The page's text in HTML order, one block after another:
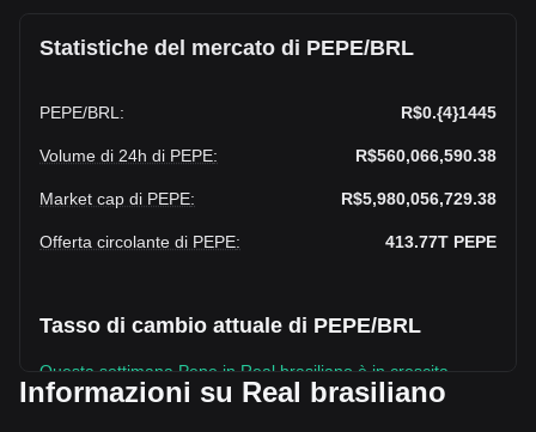
Statistiche del mercato di PEPE/BRL
PEPE/BRL : R$0.{4}1445
Volume di 24h di PEPE: R$560,066,590.38
Market cap di PEPE: R$5,980,056,729.38
Offerta circolante di PEPE: 413.77T PEPE
Tasso di cambio attuale di PEPE/BRL
Questa settimana Pepe in Real brasiliano è in crescita.
Informazioni su Real brasiliano